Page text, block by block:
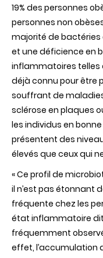
19% des personnes
personnes non
majorité de
et une déficience en
inflammatoires telles
déjà connu pour être
souffrant de
sclérose en plaques
les individus en
présentent des
élevés que ceux qui
« Ce profil de
il n’est pas étonnant
fréquente chez les
état inflammatoire dit
fréquemment
effet, l’accumulation